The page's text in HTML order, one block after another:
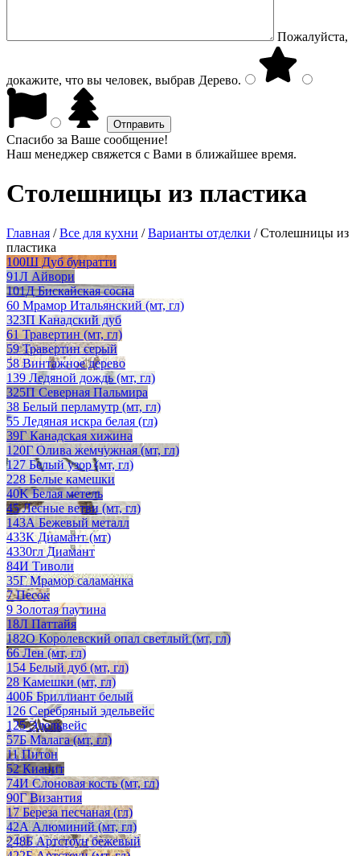
Пожалуйста,
докажите, что вы человек, выбрав Дерево.
Спасибо за Ваше сообщение!
Наш менеджер свяжется с Вами в ближайшее время.
Столешницы из пластика
Главная /Все для кухни /Варианты отделки /Столешницы из
пластика
100Ш Дуб бунратти
91Л Айвори
101Д Бискайская сосна
60 Мрамор Итальянский (мт, гл)
323П Канадский дуб
61 Травертин (мт, гл)
59 Травертин серый
58 Винтажное дерево
139 Ледяной дождь (мт, гл)
325П Северная Пальмира
38 Белый перламутр (мт, гл)
55 Ледяная искра белая (гл)
39Г Канадская хижина
120Г Олива жемчужная (мт, гл)
127 Белый узор (мт, гл)
228 Белые камешки
40K Белая метель
45 Лесные ветви (мт, гл)
143А Бежевый металл
433К Диамант (мт)
4330гл Диамант
84И Тиволи
35Г Мрамор саламанка
7 Песок
9 Золотая паутина
18Л Паттайя
182О Королевский опал светлый (мт, гл)
66 Лен (мт, гл)
154 Белый дуб (мт, гл)
28 Камешки (мт, гл)
400Б Бриллиант белый
126 Серебряный эдельвейс
125 Эдельвейс
57Б Малага (мт, гл)
11 Питон
52 Кианит
74И Слоновая кость (мт, гл)
90Г Византия
17 Береза песчаная (гл)
42А Алюминий (мт, гл)
248Б Артстоун бежевый